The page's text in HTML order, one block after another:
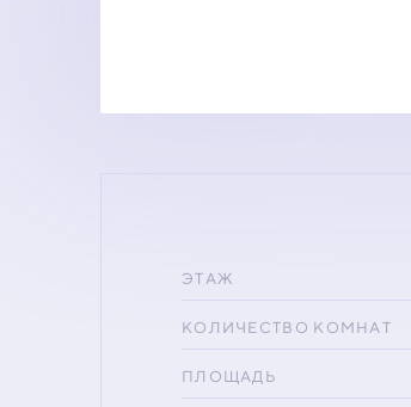
ЭТАЖ
КОЛИЧЕСТВО КОМНАТ
ПЛОЩАДЬ